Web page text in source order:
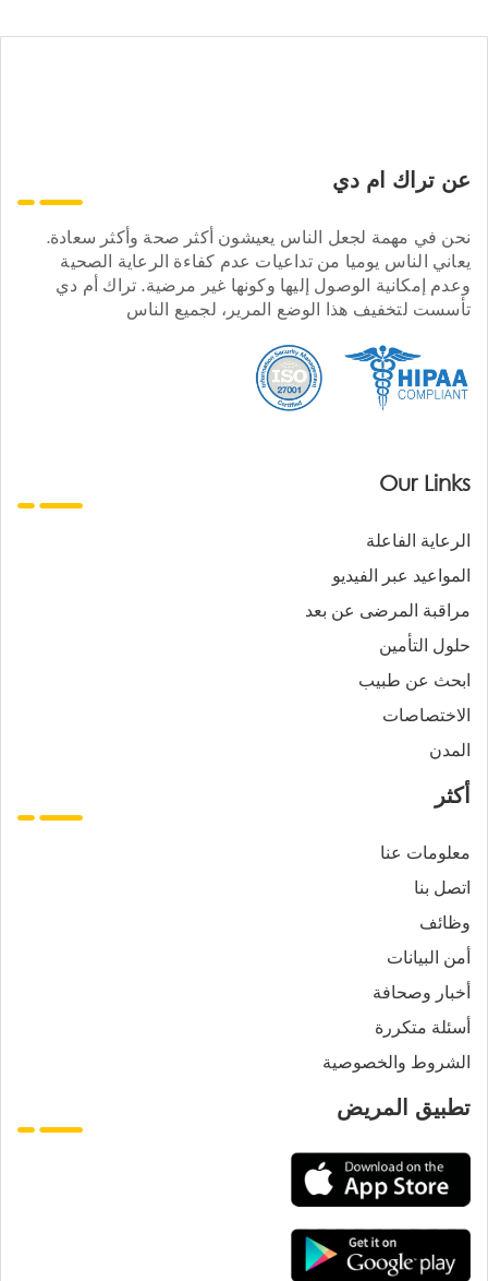
عن تراك ام دي
نحن في مهمة لجعل الناس يعيشون أكثر صحة وأكثر سعادة.
يعاني الناس يوميا من تداعيات عدم كفاءة الرعاية الصحية
وعدم إمكانية الوصول إليها وكونها غير مرضية. تراك أم دي
تأسست لتخفيف هذا الوضع المرير، لجميع الناس
Our Links
الرعاية الفاعلة
المواعيد عبر الفيديو
مراقبة المرضى عن بعد
حلول التأمين
ابحث عن طبيب
الاختصاصات
المدن
أكثر
معلومات عنا
اتصل بنا
وظائف
أمن البيانات
أخبار وصحافة
أسئلة متكررة
الشروط والخصوصية
تطبيق المريض